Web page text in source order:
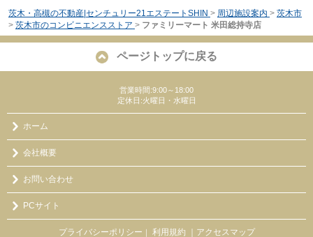
茨木・高槻の不動産|センチュリー21エステートSHIN > 周辺施設案内 > 茨木市
> 茨木市のコンビニエンスストア > ファミリーマート 米田総持寺店
ページトップに戻る
営業時間:9:00～18:00
定休日:火曜日・水曜日
ホーム
会社概要
お問い合わせ
PCサイト
プライバシーポリシー ｜ 利用規約 ｜アクセスマップ